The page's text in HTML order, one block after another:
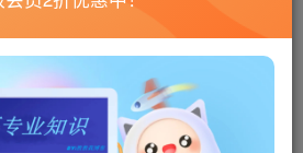
453 5
修仙类角色扮演游戏，整个游戏体现